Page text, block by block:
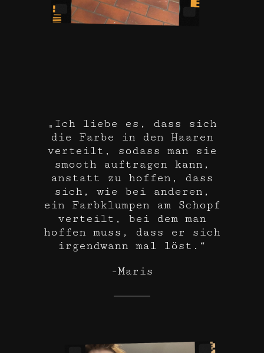
„Ich liebe es, dass sich
die Farbe in den Haaren
verteilt, sodass man sie
smooth auftragen kann,
anstatt zu hoffen, dass
sich, wie bei anderen,
ein Farbklumpen am Schopf
verteilt, bei dem man
hoffen muss, dass er sich
irgendwann mal löst.“
-Maris